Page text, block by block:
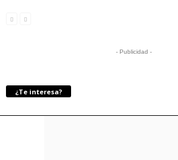
- Publicidad -
¿Te interesa?